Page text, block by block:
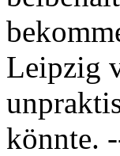
Leipzig
könnte.